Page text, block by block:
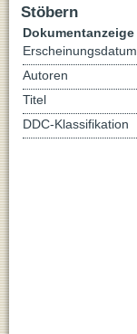
Stöbern
Dokumentanzeige
Erscheinungsdatum
Autoren
Titel
DDC-Klassifikation